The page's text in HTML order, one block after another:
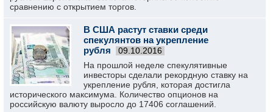
сравнению с открытием торгов.
В США растут ставки среди
спекулянтов на укрепление
рубля
09.10.2016
На прошлой неделе спекулятивные
инвесторы сделали рекордную ставку на
укрепление рубля, которая достигла
исторического максимума. Количество опционов на
российскую валюту выросло до 17406 соглашений.